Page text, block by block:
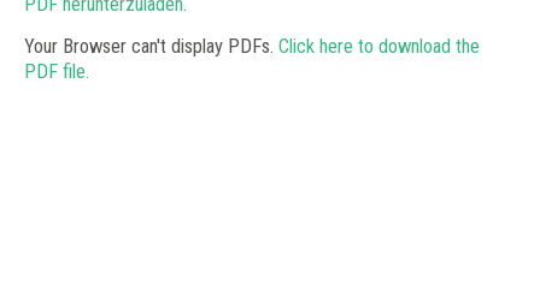
PDF herunterzuladen.
Your Browser can't display PDFs. Click here to download the
PDF file.